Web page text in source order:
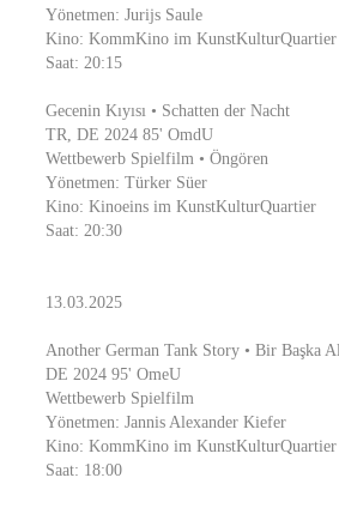
Yönetmen: Jurijs Saule
Kino: KommKino im KunstKulturQuartier
Saat: 20:15
Gecenin Kıyısı • Schatten der Nacht
TR, DE 2024 85' OmdU
Wettbewerb Spielfilm • Öngören
Yönetmen: Türker Süer
Kino: Kinoeins im KunstKulturQuartier
Saat: 20:30
13.03.2025
Another German Tank Story • Bir Başka
DE 2024 95' OmeU
Wettbewerb Spielfilm
Yönetmen: Jannis Alexander Kiefer
Kino: KommKino im KunstKulturQuartier
Saat: 18:00